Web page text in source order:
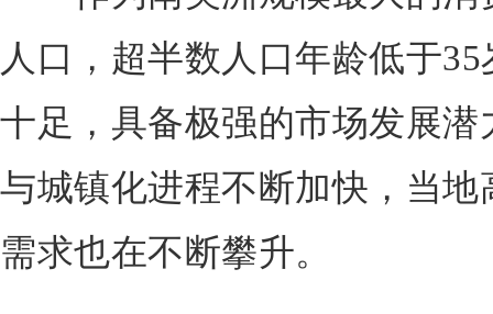
人口，超半数人口年龄低于
十足，具备极强的市场发展
与城镇化进程不断加快，当
需求也在不断攀升。